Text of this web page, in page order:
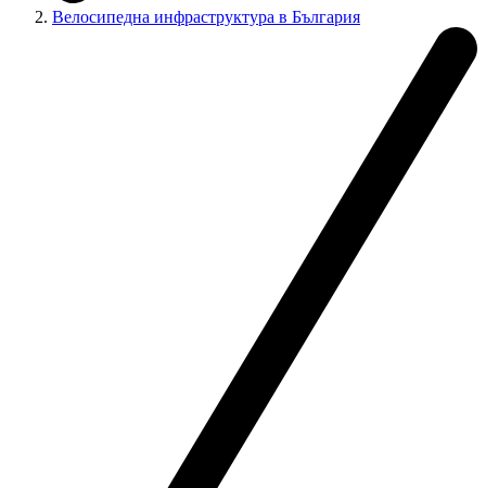
Велосипедна инфраструктура в България